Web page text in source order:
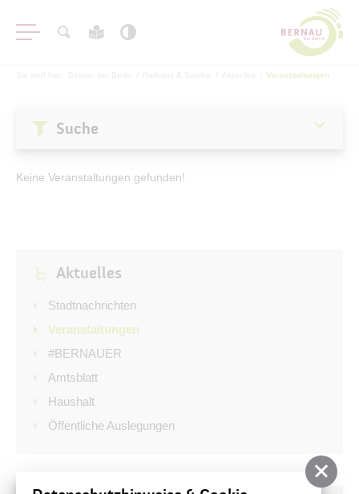
Aktuelles
Amtsblatt
Haushalt
Öffentliche Auslegungen
Bürgerservice
Bürgerinformation
Stadtverwaltung
Veranstaltungen
Keine Veranstaltungen gefunden!
Suche
Aktuelles
Stadtnachrichten
Veranstaltungen
#BERNAUER
Amtsblatt
Haushalt
Öffentliche Auslegungen